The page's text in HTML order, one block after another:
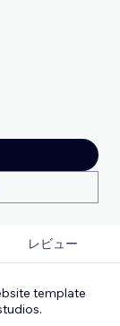
レビュー
template